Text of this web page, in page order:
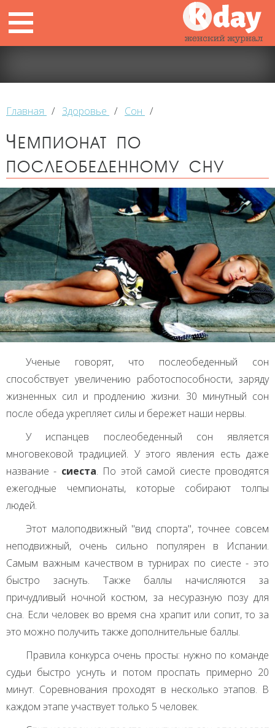
Главная / Здоровье / Сон /
Чемпионат по
послеобеденному сну
Ученые говорят, что послеобеденный сон
способствует увеличению работоспособности, заряду
жизненных сил и продлению жизни. 30 минутный сон
после обеда укрепляет силы и бережет наши нервы.
У испанцев послеобеденный сон является
многовековой традицией. У этого явления есть даже
название - сиеста. По этой самой сиесте проводятся
ежегодные чемпионаты, которые собирают толпы
людей.
Этот малоподвижный "вид спорта", точнее совсем
неподвижный, очень сильно популярен в Испании.
Самым важным качеством в турнирах по сиесте - это
быстро заснуть. Также баллы начисляются за
причудливый ночной костюм, за несуразную позу для
сна. Если человек во время сна храпит или сопит, то за
это можно получить также дополнительные баллы.
Правила конкурса очень просты: нужно по команде
судьи быстро уснуть и потом проспать примерно 20
минут. Соревнования проходят в несколько этапов. В
каждом этапе участвует только 5 человек.